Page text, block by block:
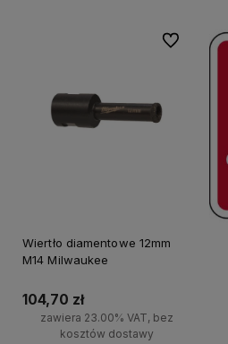
Wiertło diamentowe 12mm
M14 Milwaukee
104,70 zł
zawiera 23.00% VAT, bez
kosztów dostawy
Do